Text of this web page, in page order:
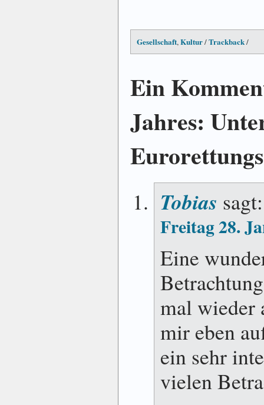
Gesellschaft,Kultur/Trackback/
Ein
Jahres:
Tobias sagt:
Freitag 28.
Eine
mal wieder
mir eben
ein sehr
vielen